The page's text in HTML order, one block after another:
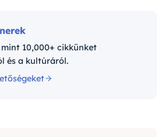
10,000+ cikkünket
és a kultúráról.